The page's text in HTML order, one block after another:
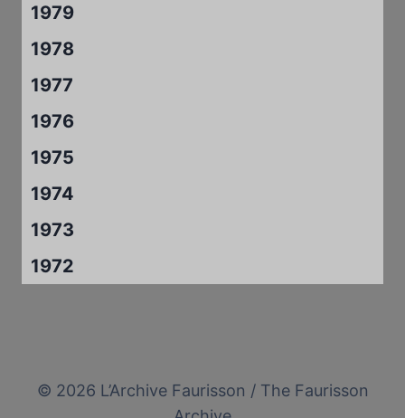
1979
1978
1977
1976
1975
1974
1973
1972
© 2026 L’Archive Faurisson / The Faurisson